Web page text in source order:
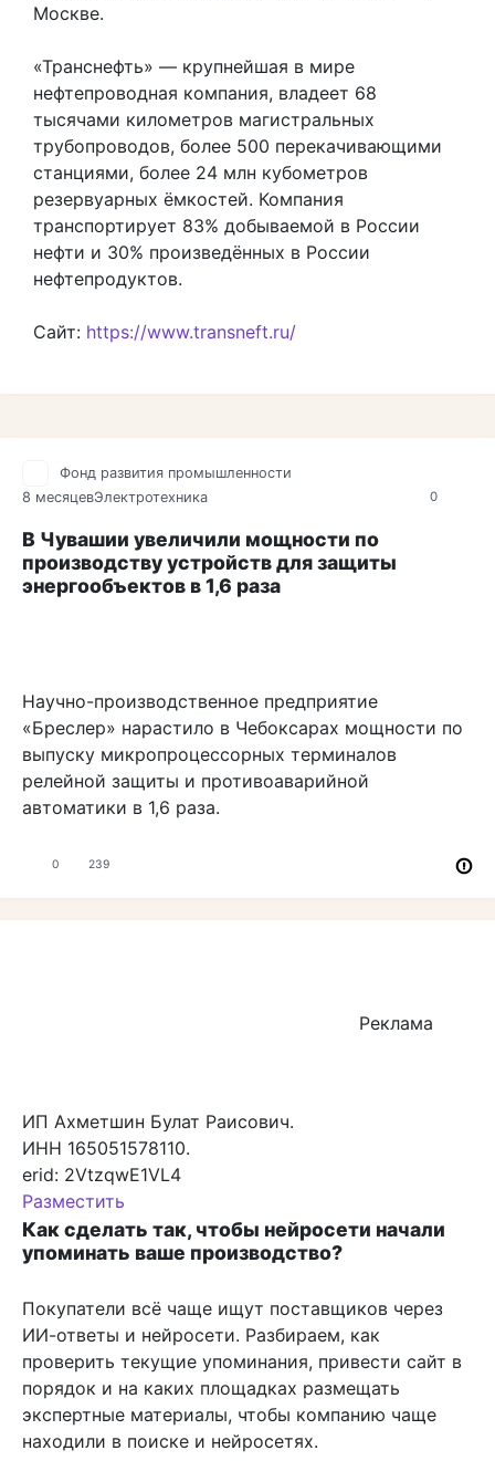
Москве.
«Транснефть» — крупнейшая в мире
нефтепроводная компания, владеет 68
тысячами километров магистральных
трубопроводов, более 500 перекачивающими
станциями, более 24 млн кубометров
резервуарных ёмкостей. Компания
транспортирует 83% добываемой в России
нефти и 30% произведённых в России
нефтепродуктов.
Сайт: https://www.transneft.ru/
0
Фонд развития промышленности
8 месяцевЭлектротехника
В Чувашии увеличили мощности по
производству устройств для защиты
энергообъектов в 1,6 раза
Научно-производственное предприятие
«Бреслер» нарастило в Чебоксарах мощности по
выпуску микропроцессорных терминалов
релейной защиты и противоаварийной
автоматики в 1,6 раза.
0 239
Реклама
ИП Ахметшин Булат Раисович.
ИНН 165051578110.
erid: 2VtzqwE1VL4
Разместить
Как сделать так, чтобы нейросети начали
упоминать ваше производство?
Покупатели всё чаще ищут поставщиков через
ИИ-ответы и нейросети. Разбираем, как
проверить текущие упоминания, привести сайт в
порядок и на каких площадках размещать
экспертные материалы, чтобы компанию чаще
находили в поиске и нейросетях.